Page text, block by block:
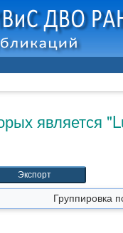
является "
Группировка